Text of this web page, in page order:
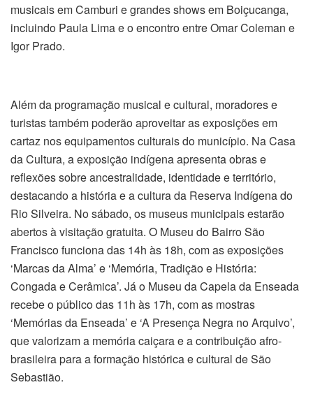
musicais em Camburi e grandes shows em Boiçucanga,
incluindo Paula Lima e o encontro entre Omar Coleman e
Igor Prado.
Além da programação musical e cultural, moradores e
turistas também poderão aproveitar as exposições em
cartaz nos equipamentos culturais do município. Na Casa
da Cultura, a exposição indígena apresenta obras e
reflexões sobre ancestralidade, identidade e território,
destacando a história e a cultura da Reserva Indígena do
Rio Silveira. No sábado, os museus municipais estarão
abertos à visitação gratuita. O Museu do Bairro São
Francisco funciona das 14h às 18h, com as exposições
‘Marcas da Alma’ e ‘Memória, Tradição e História:
Congada e Cerâmica’. Já o Museu da Capela da Enseada
recebe o público das 11h às 17h, com as mostras
‘Memórias da Enseada’ e ‘A Presença Negra no Arquivo’,
que valorizam a memória caiçara e a contribuição afro-
brasileira para a formação histórica e cultural de São
Sebastião.